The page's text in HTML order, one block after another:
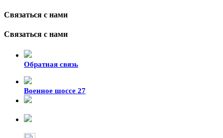
Связаться с нами
Связаться с нами
Обратная связь
Военное шоссе 27